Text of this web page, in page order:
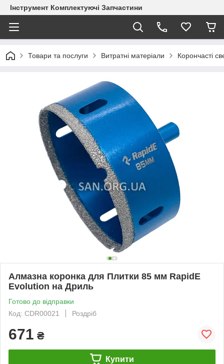
Інструмент Комплектуючі Запчастини
Товари та послуги Витратні матеріали Корончасті
Алмазна коронка для Плитки 85 мм RapidE
Evolution на Дриль
Готово до відправки
Код: CDR00021
Роздріб
671 ₴
Купити